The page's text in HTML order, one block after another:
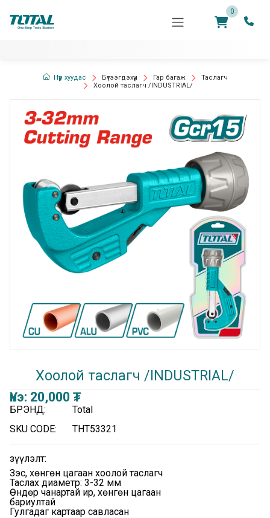
0
Нүүр хуудас Бүтээгдэхүүн Гар багаж
Таслагч
Хоолой таслагч /INDUSTRIAL/
Хоолой таслагч /INDUSTRIAL/
Үнэ: 20,000 ₮
БРЭНД:
Total
SKU CODE:
THT53321
Үзүүлэлт:
Зэс, хөнгөн цагаан хоолой таслагч
Таслах диаметр: 3-32 мм
Өндөр чанартай ир, хөнгөн цагаан
бариултай
Гулгадаг картаар савласан